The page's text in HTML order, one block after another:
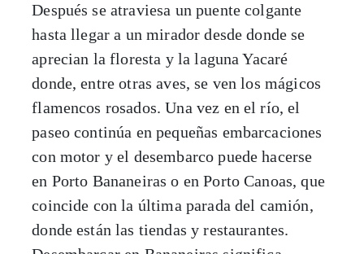
Después se atraviesa un puente colgante
hasta llegar a un mirador desde donde se
aprecian la floresta y la laguna Yacaré
donde, entre otras aves, se ven los mágicos
flamencos rosados. Una vez en el río, el
paseo continúa en pequeñas embarcaciones
con motor y el desembarco puede hacerse
en Porto Bananeiras o en Porto Canoas, que
coincide con la última parada del camión,
donde están las tiendas y restaurantes.